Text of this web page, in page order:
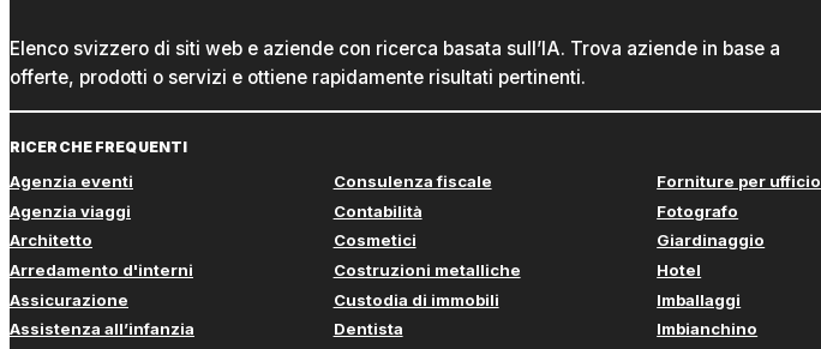
Elenco svizzero di siti web e aziende con ricerca basata sull’IA. Trova aziende in base a
offerte, prodotti o servizi e ottiene rapidamente risultati pertinenti.
RICERCHE FREQUENTI
Agenzia eventi
Agenzia viaggi
Architetto
Arredamento d'interni
Assicurazione
Assistenza all’infanzia
Consulenza fiscale
Contabilità
Cosmetici
Costruzioni metalliche
Custodia di immobili
Dentista
Forniture per ufficio
Fotografo
Giardinaggio
Hotel
Imballaggi
Imbianchino